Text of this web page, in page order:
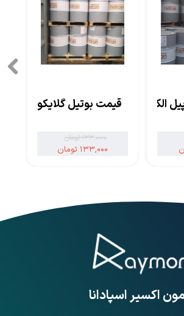
قیمت بوتیل گلایکول
۱۳۳,۰۰۰ تومان
۱۳۳,۰۰۰ تومان
الکل
اکسیر اسپادانا